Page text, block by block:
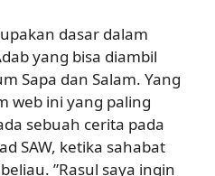
dasar dalam
yang bisa diambil
Sapa dan Salam. Yang
web ini yang paling
sebuah cerita pada
SAW, ketika sahabat
”Rasul saya ingin